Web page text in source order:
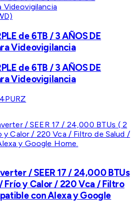
de 6TB / 3 AÑOS DE
Videovigilancia
de 6TB / 3 AÑOS DE
Videovigilancia
/ SEER 17 / 24,000 BTUs
Frío y Calor / 220 Vca / Filtro
con Alexa y Google